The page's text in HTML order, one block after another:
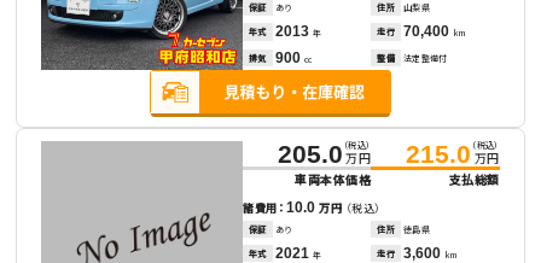
保証 あり 住所 山梨県
年式 2013 年 走行 70,400 km
排気 900 cc 整備 法定整備付
205.0 （税込）
万円
車両本体価格
215.0 （税込）
万円
支払総額
諸費用：10.0万円 （税込）
保証 あり 住所 徳島県
年式 2021 年 走行 3,600 km